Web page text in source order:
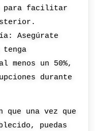
para facilitar
Asegúrate
un 50%,
durante
que una vez que
puedas